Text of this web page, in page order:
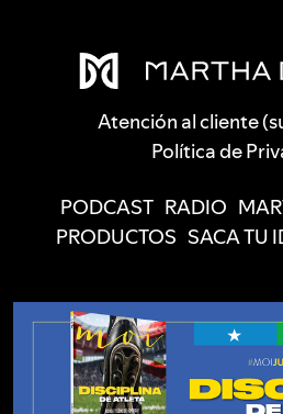
Atención al cliente
Política de
PODCAST RADIO
PRODUCTOS SACA TU